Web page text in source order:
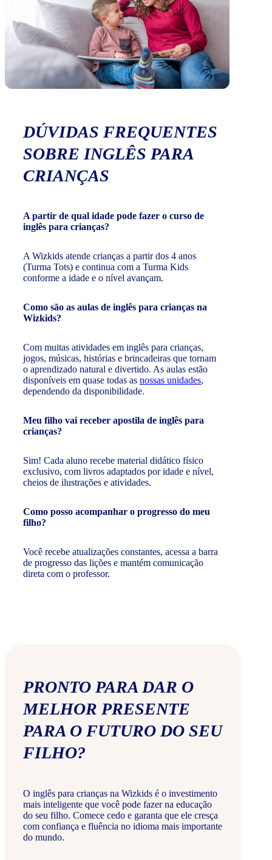
DÚVIDAS FREQUENTES
SOBRE INGLÊS PARA
CRIANÇAS
A partir de qual idade pode fazer o curso de
inglês para crianças?
A Wizkids atende crianças a partir dos 4 anos
(Turma Tots) e continua com a Turma Kids
conforme a idade e o nível avançam.
Como são as aulas de inglês para crianças na
Wizkids?
Com muitas atividades em inglês para crianças,
jogos, músicas, histórias e brincadeiras que tornam
o aprendizado natural e divertido. As aulas estão
disponíveis em quase todas as nossas unidades,
dependendo da disponibilidade.
Meu filho vai receber apostila de inglês para
crianças?
Sim! Cada aluno recebe material didático físico
exclusivo, com livros adaptados por idade e nível,
cheios de ilustrações e atividades.
Como posso acompanhar o progresso do meu
filho?
Você recebe atualizações constantes, acessa a barra
de progresso das lições e mantém comunicação
direta com o professor.
PRONTO PARA DAR O
MELHOR PRESENTE
PARA O FUTURO DO SEU
FILHO?
O inglês para crianças na Wizkids é o investimento
mais inteligente que você pode fazer na educação
do seu filho. Comece cedo e garanta que ele cresça
com confiança e fluência no idioma mais importante
do mundo.